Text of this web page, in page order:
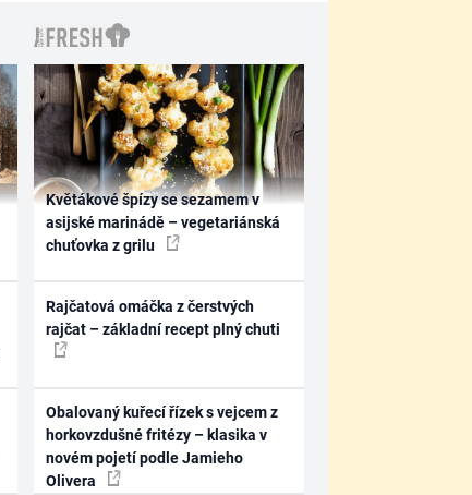
Květákové špízy se sezamem v
asijské marinádě – vegetariánská
chuťovka z grilu
Rajčatová omáčka z čerstvých
rajčat – základní recept plný chuti
Obalovaný kuřecí řízek s vejcem z
horkovzdušné fritézy – klasika v
novém pojetí podle Jamieho
Olivera